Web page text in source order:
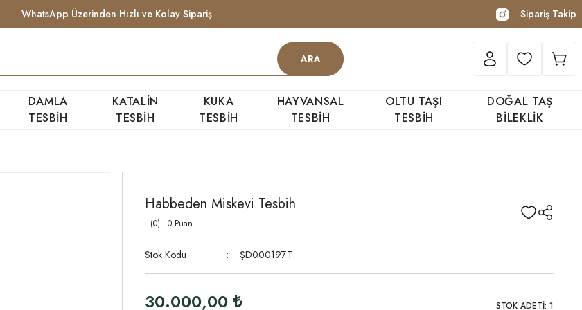
WhatsApp Üzerinden Hızlı ve Kolay Sipariş Sipariş Takip
ARA
DAMLA
TESBİH
KATALİN
TESBİH
KUKA
TESBİH
HAYVANSAL
TESBİH
OLTU TAŞI
TESBİH
DOĞAL TAŞ
BİLEKLİK
Habbeden Miskevi Tesbih
(0) - 0 Puan
Stok Kodu ŞD000197T
30.000,00 ₺ STOK ADETİ: 1